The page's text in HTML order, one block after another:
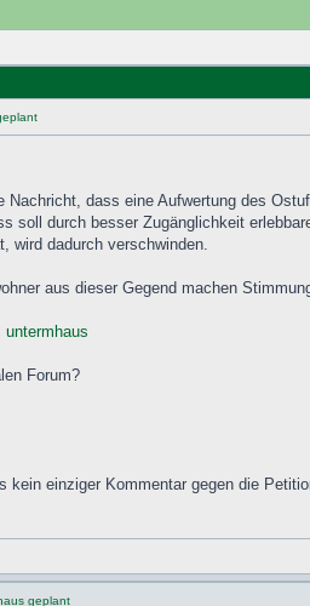
Nachricht, dass eine Aufwertung des
soll durch besser Zugänglichkeit
wird dadurch verschwinden.
aus dieser Gegend machen
untermhaus
Forum?
einziger Kommentar gegen die
geplant